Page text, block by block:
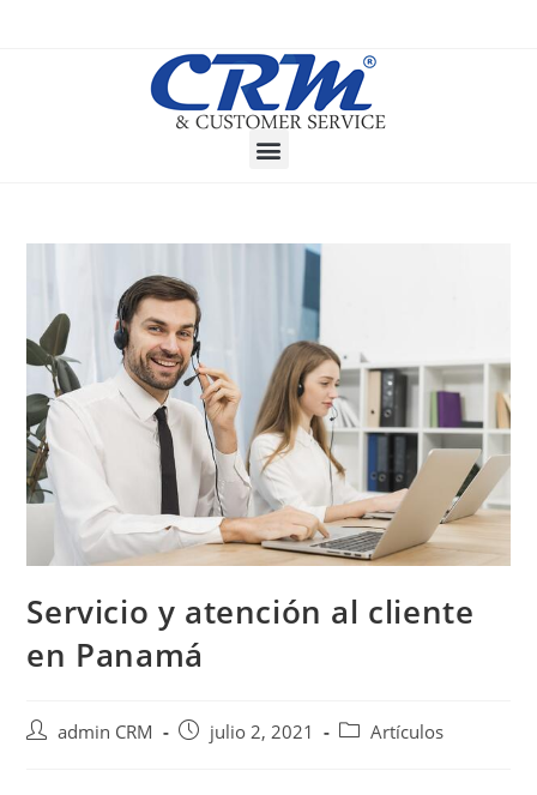
Servicio y atención al cliente
en Panamá
admin CRM julio 2, 2021 Artículos